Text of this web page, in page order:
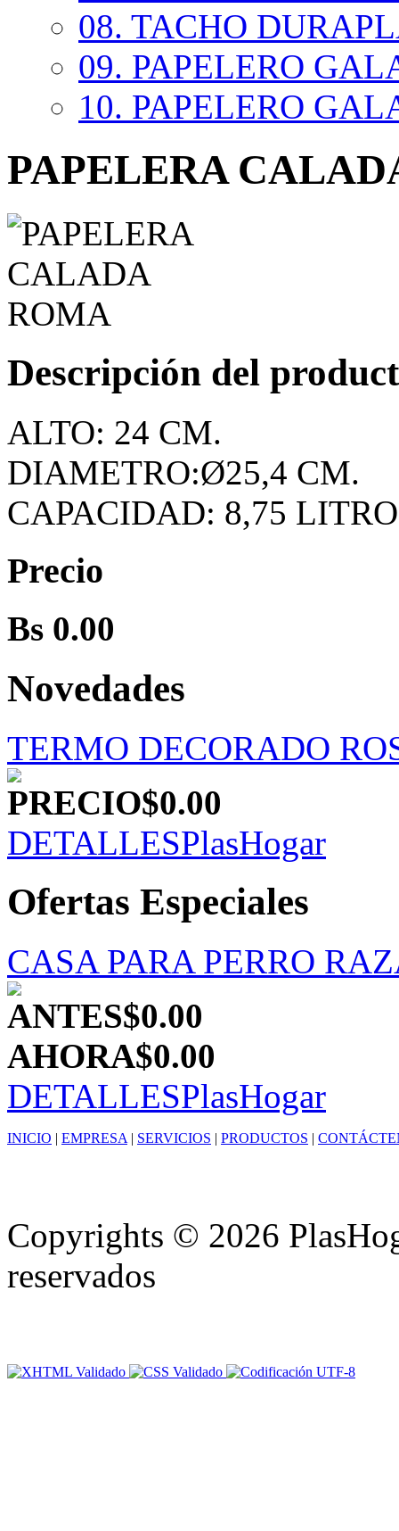
08. TACHO
09. PAPELERO
10. PAPELERO
PAPELERA
Descripción del
ALTO: 24 CM.
DIAMETRO:Ø25,4 CM.
CAPACIDAD: 8,75
Precio
Bs 0.00
Novedades
TERMO DECORADO
PRECIO$0.00
DETALLESPlasHogar
Ofertas Especiales
CASA PARA PERRO
ANTES$0.00
AHORA$0.00
DETALLESPlasHogar
INICIO | EMPRESA | SERVICIOS | PRODUCTOS |
Copyrights © 2026
reservados